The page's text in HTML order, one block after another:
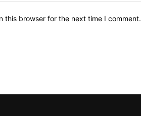
this browser for the next time I comment.